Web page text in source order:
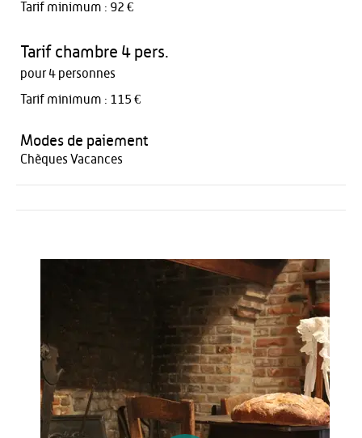
Tarif minimum : 92 €
Tarif chambre 4 pers.
pour 4 personnes
Tarif minimum : 115 €
Modes de paiement
Chèques Vacances